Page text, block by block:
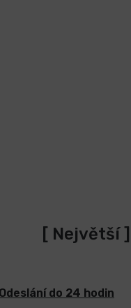
[ Největší
Odeslání do 24 hodin